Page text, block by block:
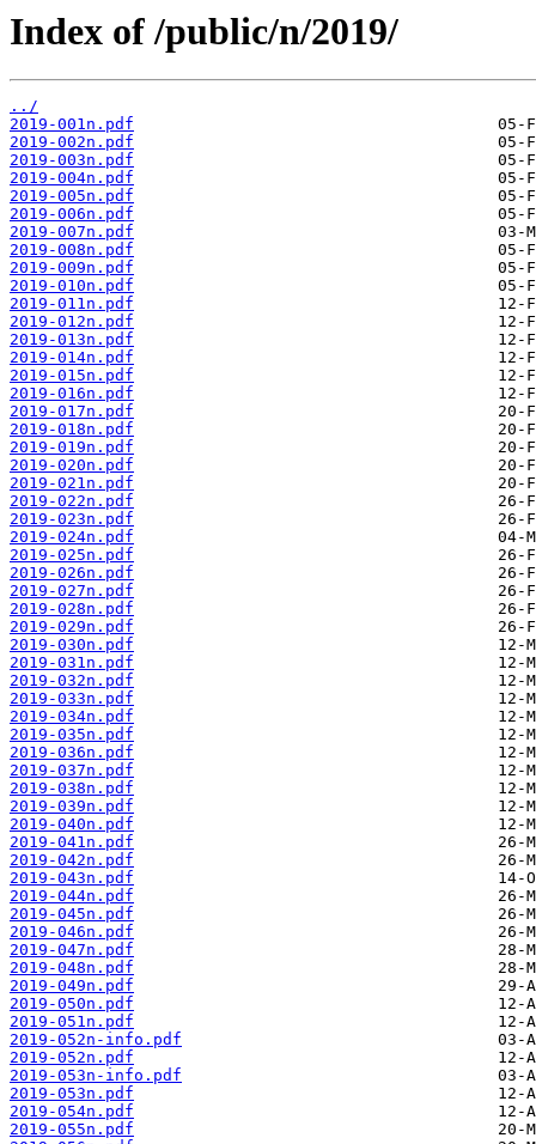
Index of /public/n/2019/
../
2019-001n.pdf
2019-002n.pdf
2019-003n.pdf
2019-004n.pdf
2019-005n.pdf
2019-006n.pdf
2019-007n.pdf
2019-008n.pdf
2019-009n.pdf
2019-010n.pdf
2019-011n.pdf
2019-012n.pdf
2019-013n.pdf
2019-014n.pdf
2019-015n.pdf
2019-016n.pdf
2019-017n.pdf
2019-018n.pdf
2019-019n.pdf
2019-020n.pdf
2019-021n.pdf
2019-022n.pdf
2019-023n.pdf
2019-024n.pdf
2019-025n.pdf
2019-026n.pdf
2019-027n.pdf
2019-028n.pdf
2019-029n.pdf
2019-030n.pdf
2019-031n.pdf
2019-032n.pdf
2019-033n.pdf
2019-034n.pdf
2019-035n.pdf
2019-036n.pdf
2019-037n.pdf
2019-038n.pdf
2019-039n.pdf
2019-040n.pdf
2019-041n.pdf
2019-042n.pdf
2019-043n.pdf
2019-044n.pdf
2019-045n.pdf
2019-046n.pdf
2019-047n.pdf
2019-048n.pdf
2019-049n.pdf
2019-050n.pdf
2019-051n.pdf
2019-052n-info.pdf
2019-052n.pdf
2019-053n-info.pdf
2019-053n.pdf
2019-054n.pdf
2019-055n.pdf